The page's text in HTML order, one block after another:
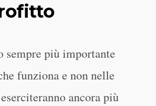
sempre più importante
funziona e non nelle
ancora più